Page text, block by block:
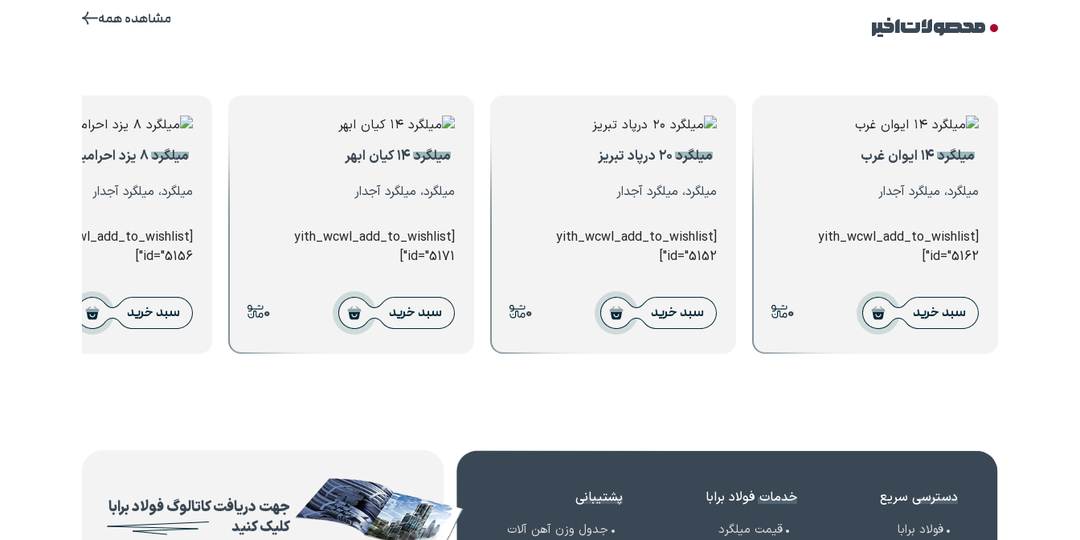
محصولات اخیر مشاهده همه
میلگرد ۱۴ ایوان غرب
میلگرد، میلگرد آجدار
[yith_wcwl_add_to_wishlist
id="5162"]
سبد خرید 0
میلگرد ۲۰ درپاد تبریز
میلگرد، میلگرد آجدار
[yith_wcwl_add_to_wishlist
id="5152"]
سبد خرید 0
میلگرد ۱۴ کیان ابهر
میلگرد، میلگرد آجدار
[yith_wcwl_add_to_wishlist
id="5171"]
سبد خرید 0
میلگرد ۸ یزد احرامیان
میلگرد، میلگرد آجدار
[yith_wcwl_add_to_wishlist
id="5156"]
سبد خرید
جهت دریافت کاتالوگ فولاد برابا
کلیک کنید
دسترسی سریع
فولاد برابا
خدمات فولاد برابا
قیمت میلگرد
پشتیبانی
جدول وزن آهن آلات